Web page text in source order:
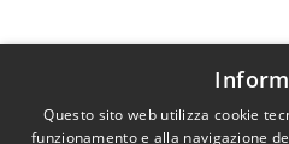
Questo sito web utilizza cookie
funzionamento e alla navigazione